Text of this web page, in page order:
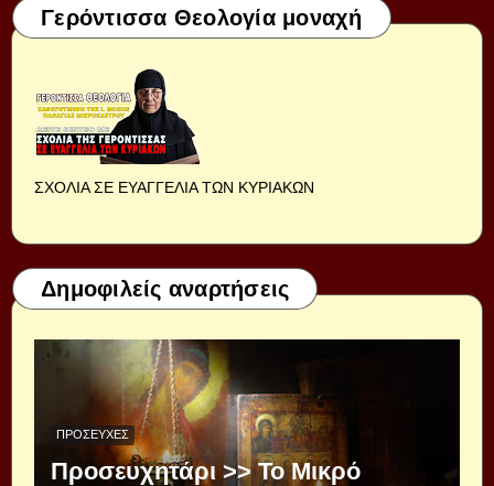
Γερόντισσα Θεολογία μοναχή
ΣΧΟΛΙΑ ΣΕ ΕΥΑΓΓΕΛΙΑ ΤΩΝ ΚΥΡΙΑΚΩΝ
Δημοφιλείς αναρτήσεις
ΠΡΟΣΕΥΧΈΣ
Προσευχητάρι >> Το Μικρό